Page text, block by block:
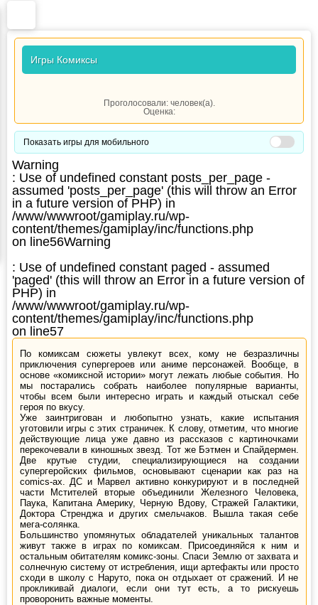
Игры Комиксы
Проголосовали: человек(а).
Оценка:
Показать игры для мобильного
Warning
: Use of undefined constant posts_per_page -
assumed 'posts_per_page' (this will throw an Error
in a future version of PHP) in
/www/wwwroot/gamiplay.ru/wp-
content/themes/gamiplay/inc/functions.php
on line56Warning
: Use of undefined constant paged - assumed
'paged' (this will throw an Error in a future version of
PHP) in
/www/wwwroot/gamiplay.ru/wp-
content/themes/gamiplay/inc/functions.php
on line57
По комиксам сюжеты увлекут всех, кому не безразличны
приключения супергероев или аниме персонажей. Вообще, в
основе «комиксной истории» могут лежать любые события. Но
мы постарались собрать наиболее популярные варианты,
чтобы всем были интересно играть и каждый отыскал себе
героя по вкусу.
Уже заинтригован и любопытно узнать, какие испытания
уготовили игры с этих страничек. К слову, отметим, что многие
действующие лица уже давно из рассказов с картиночками
перекочевали в киношных звезд. Тот же Бэтмен и Спайдермен.
Две крутые студии, специализирующиеся на создании
супергеройских фильмов, основывают сценарии как раз на
comics-ах. ДС и Марвел активно конкурируют и в последней
части Мстителей вторые объединили Железного Человека,
Паука, Капитана Америку, Черную Вдову, Стражей Галактики,
Доктора Стренджа и других смельчаков. Вышла такая себе
мега-солянка.
Большинство упомянутых обладателей уникальных талантов
живут также в играх по комиксам. Присоединяйся к ним и
остальным обитателям комикс-зоны. Спаси Землю от захвата и
солнечную систему от истребления, ищи артефакты или просто
сходи в школу с Наруто, пока он отдыхает от сражений. И не
прокликивай диалоги, если они тут есть, а то рискуешь
проворонить важные моменты.